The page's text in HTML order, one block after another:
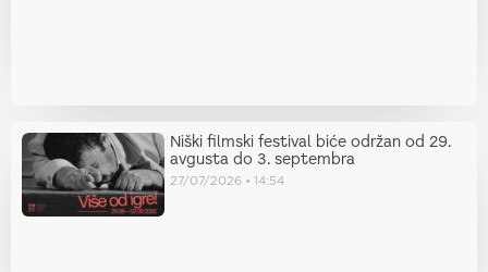
Niški filmski festival biće održan od 29.
avgusta do 3. septembra
27/07/2026 14:54